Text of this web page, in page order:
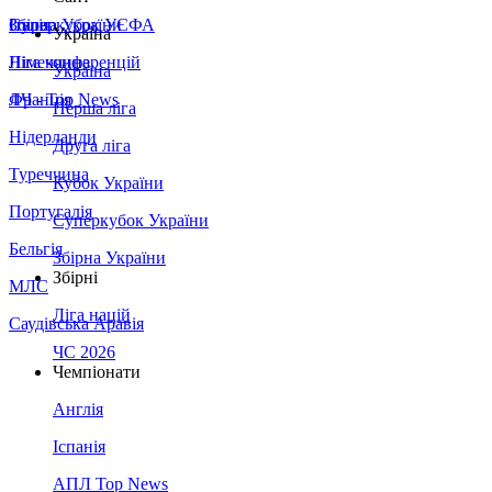
Збірна України
Італія
Німеччина
Франція
Нідерланди
Туреччина
Португалія
Бельгія
МЛС
Саудівська Аравія
Суперкубок УЄФА
Ліга конференцій
ЛЧ - Top News
Україна
Україна
Перша ліга
Друга ліга
Кубок України
Суперкубок України
Збірна України
Збірні
Ліга націй
ЧС 2026
Чемпіонати
Англія
Іспанія
АПЛ Top News